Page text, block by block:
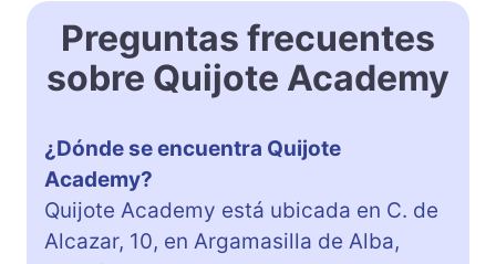
Preguntas frecuentes
sobre Quijote Academy
¿Dónde se encuentra Quijote
Academy?
Quijote Academy está ubicada en C. de
Alcazar, 10, en Argamasilla de Alba,